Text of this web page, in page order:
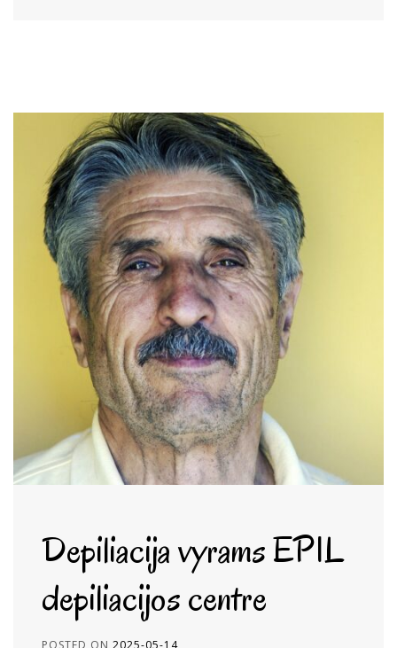
Depiliacija vyrams EPIL
depiliacijos centre
POSTED ON 2025-05-14